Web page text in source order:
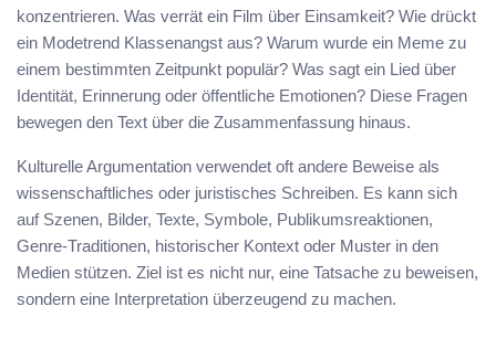
konzentrieren. Was verrät ein Film über Einsamkeit? Wie drückt
ein Modetrend Klassenangst aus? Warum wurde ein Meme zu
einem bestimmten Zeitpunkt populär? Was sagt ein Lied über
Identität, Erinnerung oder öffentliche Emotionen? Diese Fragen
bewegen den Text über die Zusammenfassung hinaus.
Kulturelle Argumentation verwendet oft andere Beweise als
wissenschaftliches oder juristisches Schreiben. Es kann sich
auf Szenen, Bilder, Texte, Symbole, Publikumsreaktionen,
Genre-Traditionen, historischer Kontext oder Muster in den
Medien stützen. Ziel ist es nicht nur, eine Tatsache zu beweisen,
sondern eine Interpretation überzeugend zu machen.